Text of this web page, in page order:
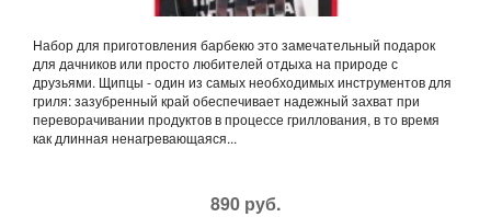
Набор для приготовления барбекю это замечательный подарок
для дачников или просто любителей отдыха на природе с
друзьями. Щипцы - один из самых необходимых инструментов для
гриля: зазубренный край обеспечивает надежный захват при
переворачивании продуктов в процессе гриллования, в то время
как длинная ненагревающаяся...
890 руб.